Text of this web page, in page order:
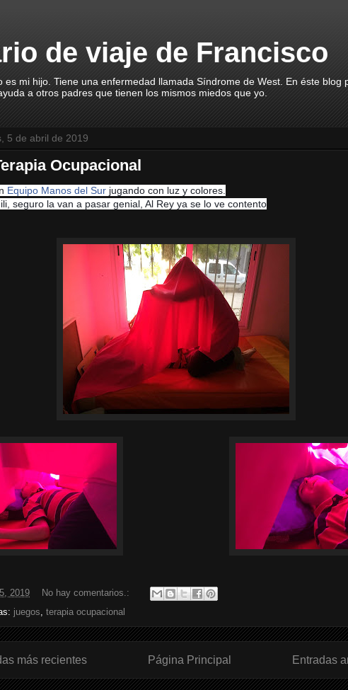
de viaje de Francisco
es mi hijo. Tiene una enfermedad llamada Síndrome de West. En éste
a otros padres que tienen los mismos miedos que yo.
5 de abril de 2019
Ocupacional
Equipo Manos del Sur jugando con luz y colores.
seguro la van a pasar genial, Al Rey ya se lo ve contento
2019
No hay comentarios.:
juegos, terapia ocupacional
más recientes Entradas
Página Principal